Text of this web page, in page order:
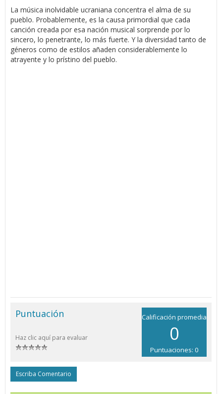
La música inolvidable ucraniana concentra el alma de su
pueblo. Probablemente, es la causa primordial que cada
canción creada por esa nación musical sorprende por lo
sincero, lo penetrante, lo más fuerte. Y la diversidad tanto de
géneros como de estilos añaden considerablemente lo
atrayente y lo prístino del pueblo.
Calificación promedia
0
Puntuaciones: 0
Puntuación
Haz clic aquí para evaluar
Escriba Comentario